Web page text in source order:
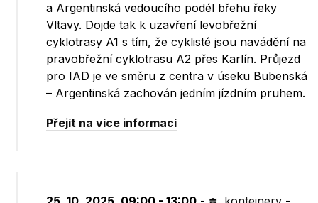
a Argentinská vedoucího podél břehu řeky
Vltavy. Dojde tak k uzavření levobřežní
cyklotrasy A1 s tím, že cyklisté jsou navádění na
pravobřežní cyklotrasu A2 přes Karlín. Průjezd
pro IAD je ve směru z centra v úseku Bubenská
– Argentinská zachován jedním jízdním pruhem.
Přejít na více informací